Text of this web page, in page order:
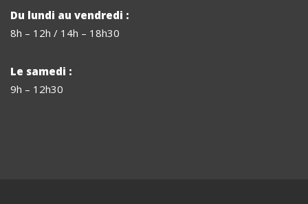
Du lundi au vendredi :
8h – 12h / 14h – 18h30
Le samedi :
9h – 12h30